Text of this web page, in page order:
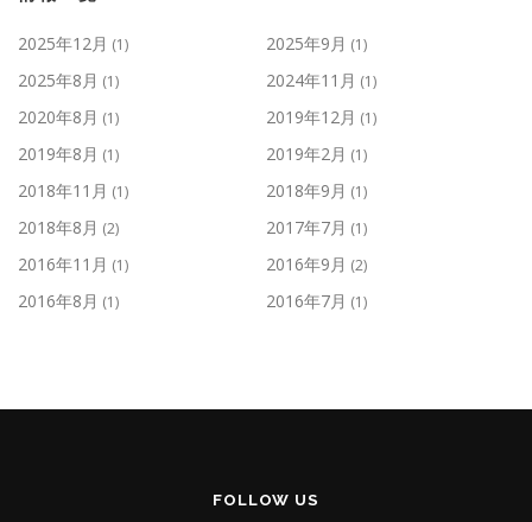
2025年12月 (1) 2025年9月 (1)
2025年8月 (1) 2024年11月 (1)
2020年8月 (1) 2019年12月 (1)
2019年8月 (1) 2019年2月 (1)
2018年11月 (1) 2018年9月 (1)
2018年8月 (2) 2017年7月 (1)
2016年11月 (1) 2016年9月 (2)
2016年8月 (1) 2016年7月 (1)
FOLLOW US